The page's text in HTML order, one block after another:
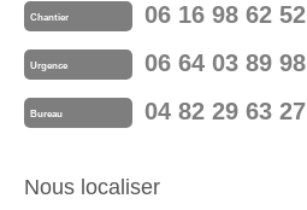
Chantier 06 16 98 62 52
Urgence 06 64 03 89 98
Bureau 04 82 29 63 27
Nous localiser